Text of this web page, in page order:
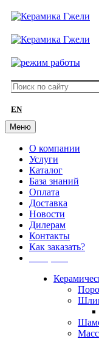
EN
Меню
О компании
Услуги
Каталог
База знаний
Оплата
Доставка
Новости
Дилерам
Контакты
Как заказать?